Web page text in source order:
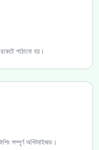
পাঠানো হয়।
সম্পূর্ণ অপ্টিমাইজড।